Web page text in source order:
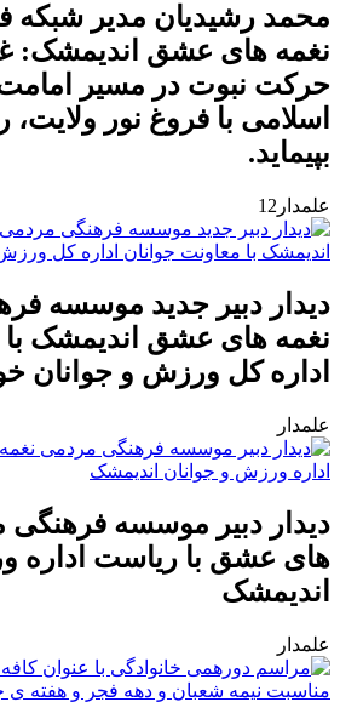
محمد رشیدیان مدیر شبکه
نغمه های عشق اندیمشک:
حرکت نبوت در مسیر
اسلامی با فروغ نور ولایت،
بپیماید.
علمدار12
دیدار دبیر جدید موسسه
نغمه های عشق اندیمشک با
اداره کل ورزش و جوانان
علمدار
دیدار دبیر موسسه فرهنگی
های عشق با ریاست اداره
اندیمشک
علمدار